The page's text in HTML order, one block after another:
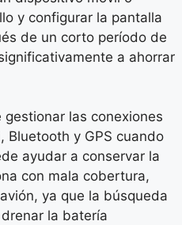
y configurar la pantalla
de un corto período de
a ahorrar
las conexiones
Bluetooth y GPS cuando
ayudar a conservar la
con mala cobertura,
ya que la búsqueda
la batería